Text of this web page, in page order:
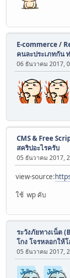
E-commerce/
คนละประเภทกัน
06 ธันวาคม 2017,
CMS & Free
สคริปอะไรครับ
05 ธันวาคม 2017,
view-source:
ใช้ wp คับ
ระวังภัยทางเน็ต
โกง โจรหลอกให้
05 ธันวาคม 2017,